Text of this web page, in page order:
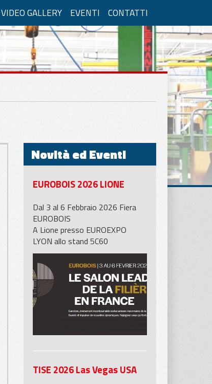
VIDEO GALLERY EVENTI CONTATTI
Novità ed Eventi
EUROBOIS 2026 LIONE
Dal 3 al 6 Febbraio 2026 Fiera
EUROBOIS
A Lione presso EUROEXPO
LYON allo stand 5C60
TISE 2026 Las Vegas USA